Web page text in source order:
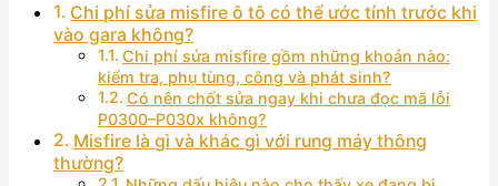
Chi phí sửa misfire ô tô có thể ước tính trước khi
vào gara không?
Chi phí sửa misfire gồm những khoản nào:
kiểm tra, phụ tùng, công và phát sinh?
Có nên chốt sửa ngay khi chưa đọc mã lỗi
P0300–P030x không?
Misfire là gì và khác gì với rung máy thông
thường?